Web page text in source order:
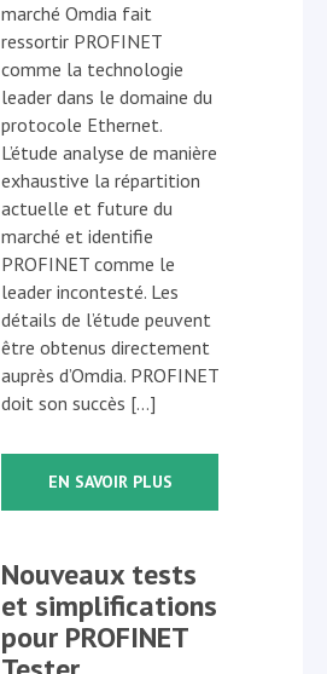
marché Omdia fait
ressortir PROFINET
comme la technologie
leader dans le domaine du
protocole Ethernet.
L’étude analyse de manière
exhaustive la répartition
actuelle et future du
marché et identifie
PROFINET comme le
leader incontesté. Les
détails de l’étude peuvent
être obtenus directement
auprès d’Omdia. PROFINET
doit son succès […]
EN SAVOIR PLUS
Nouveaux tests
et simplifications
pour PROFINET